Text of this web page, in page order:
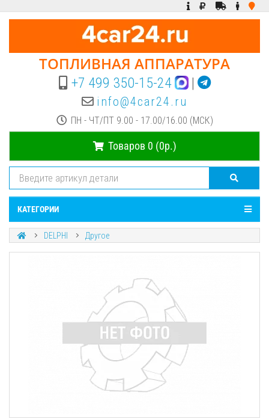
ТОПЛИВНАЯ АППАРАТУРА
+7 499 350-15-24 |
info@4car24.ru
ПН - ЧТ/ПТ 9.00 - 17.00/16.00 (МСК)
Товаров 0 (0р.)
КАТЕГОРИИ
DELPHI Другое